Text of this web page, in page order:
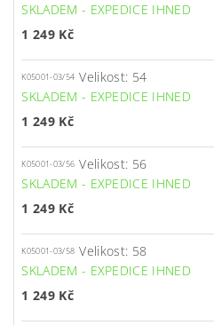
SKLADEM - EXPEDICE IHNED
1 249 Kč
K05001-03/54 Velikost: 54
SKLADEM - EXPEDICE IHNED
1 249 Kč
K05001-03/56 Velikost: 56
SKLADEM - EXPEDICE IHNED
1 249 Kč
K05001-03/58 Velikost: 58
SKLADEM - EXPEDICE IHNED
1 249 Kč